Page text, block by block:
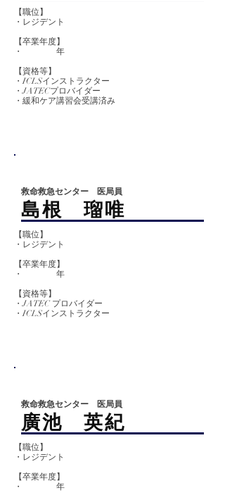
【職位】
・レジデント
【卒業年度】
​​・ 年
【資格等】
・ICLSインストラクター
・JATECプロバイダー
・緩和ケア講習会受講済み
救命救急センター 医局員
島根 瑠唯
【職位】
・レジデント
【卒業年度】
​​・ 年
【資格等】
・JATEC プロバイダー
​・ICLSインストラクター
救命救急センター 医局員
廣池 英紀
【職位】
・レジデント
【卒業年度】
​​・ 年